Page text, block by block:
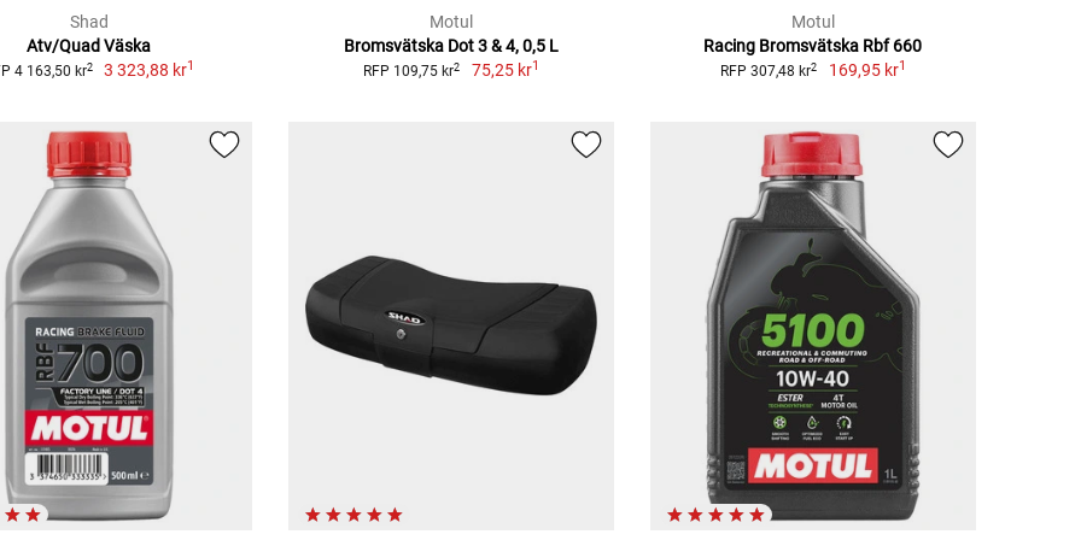
Shad
Atv/Quad Väska
4 163,50 kr2 3 323,88 kr1
Motul
Bromsvätska Dot 3 & 4, 0,5 L
RFP 109,75 kr2 75,25 kr1
Motul
Racing Bromsvätska Rbf 660
RFP 307,48 kr2 169,95 kr1